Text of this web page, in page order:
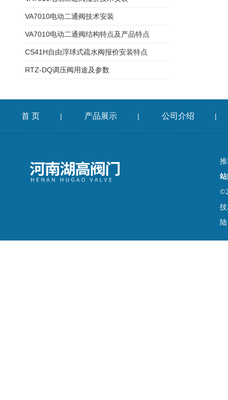
VA7010电动二通阀技术安装
VA7010电动二通阀结构特点及产品特点
CS41H自由浮球式疏水阀报价安装特点
RTZ-DQ调压阀用途及参数
首 页 | 产品展示 | 公司介绍 |
陆